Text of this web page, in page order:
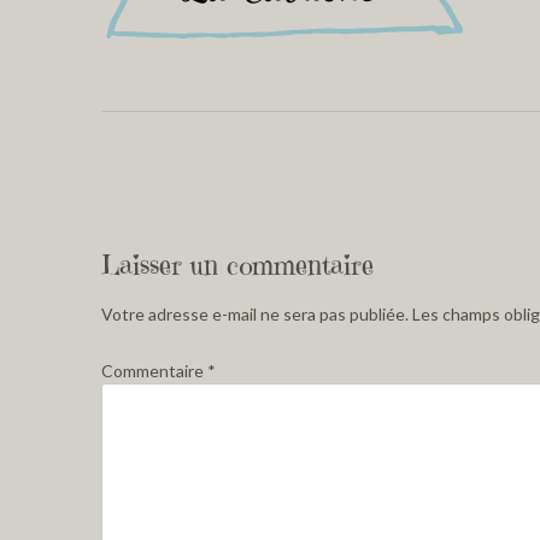
Laisser un commentaire
Votre adresse e-mail ne sera pas publiée. Les champs
Commentaire *